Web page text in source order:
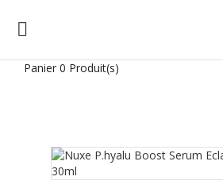

Panier 0 Produit(s)